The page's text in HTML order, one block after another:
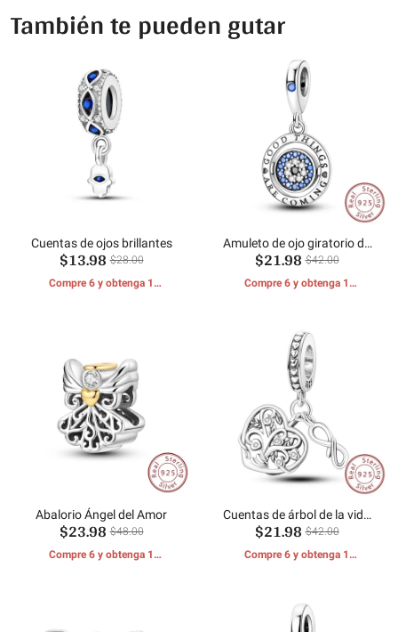
También te pueden gutar
Cuentas de ojos brillantes
$13.98 $28.00
Compre 6 y obtenga 1
Amuleto de ojo giratorio de
buena suerte
$21.98 $42.00
Compre 6 y obtenga 1
Abalorio Ángel del Amor
$23.98 $48.00
Compre 6 y obtenga 1
Cuentas de árbol de la vida
en forma de corazón
$21.98 $42.00
Compre 6 y obtenga 1